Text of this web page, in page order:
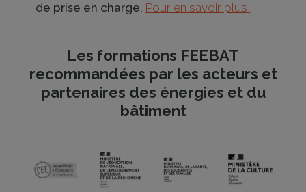
de prise en charge. Pour en savoir plus
Les formations FEEBAT
recommandées par les acteurs et
partenaires des énergies et du
bâtiment